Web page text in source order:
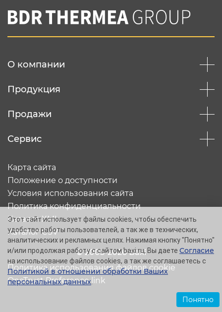
Вы соглашаетесь с нашей политикой
конфеденциальности
О компании
Продукция
Продажи
Сервис
© 2005-2026 Baxi
Карта сайта
Положение о доступности
Условия использования сайта
Политика конфиденциальности
Каталог XML
Каталог CSV
Политика использования файлов cookie
OneTrust Preference link
Этот сайт использует файлы cookies, чтобы обеспечить
удобство работы пользователей, а так же в технических,
аналитических и рекламных целях. Нажимая кнопку "Понятно"
и/или продолжая работу с сайтом baxi.ru, Вы даете Согласие
на использование файлов cookies, а так же соглашаетесь с
Политикой в отношении обработки Ваших
персональных данных.
Понятно